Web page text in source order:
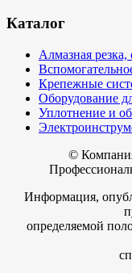
Каталог
Алмазная
Крепежные
Оборудование
Уплотнение и
©
Информация,
определяемой